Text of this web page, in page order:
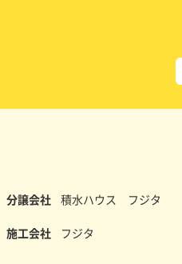
分譲会社 積水ハウス フジタ
施工会社 フジタ